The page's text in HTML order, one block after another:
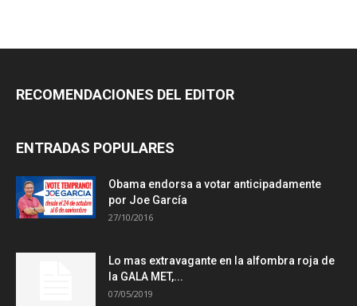
RECOMENDACIONES DEL EDITOR
ENTRADAS POPULARES
Obama endorsa a votar anticipadamente
por Joe García
27/10/2016
Lo mas extravagante en la alfombra roja de
la GALA MET,...
07/05/2019